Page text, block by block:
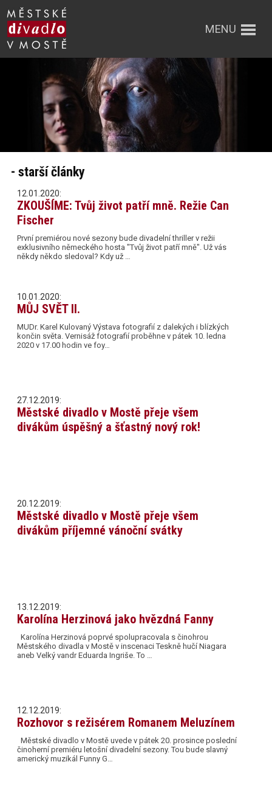
MENU
- starší články
12.01.2020:
ZKOUŠÍME: Tvůj život patří mně. Režie Can
Fischer
První premiérou nové sezony bude divadelní thriller v režii
exklusivního německého hosta "Tvůj život patří mně". Už vás
někdy někdo sledoval? Kdy už …
10.01.2020:
MŮJ SVĚT II.
MUDr. Karel Kulovaný Výstava fotografií z dalekých i blízkých
končin světa. Vernisáž fotografií proběhne v pátek 10. ledna
2020 v 17.00 hodin ve foy…
27.12.2019:
Městské divadlo v Mostě přeje všem
divákům úspěšný a šťastný nový rok!
20.12.2019:
Městské divadlo v Mostě přeje všem
divákům příjemné vánoční svátky
13.12.2019:
Karolína Herzinová jako hvězdná Fanny
Karolína Herzinová poprvé spolupracovala s činohrou
Městského divadla v Mostě v inscenaci Teskně hučí Niagara
aneb Velký vandr Eduarda Ingriše. To …
12.12.2019:
Rozhovor s režisérem Romanem Meluzínem
Městské divadlo v Mostě uvede v pátek 20. prosince poslední
činoherní premiéru letošní divadelní sezony. Tou bude slavný
americký muzikál Funny G…